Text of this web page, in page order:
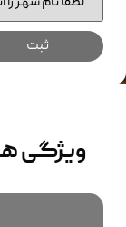
ویژگی